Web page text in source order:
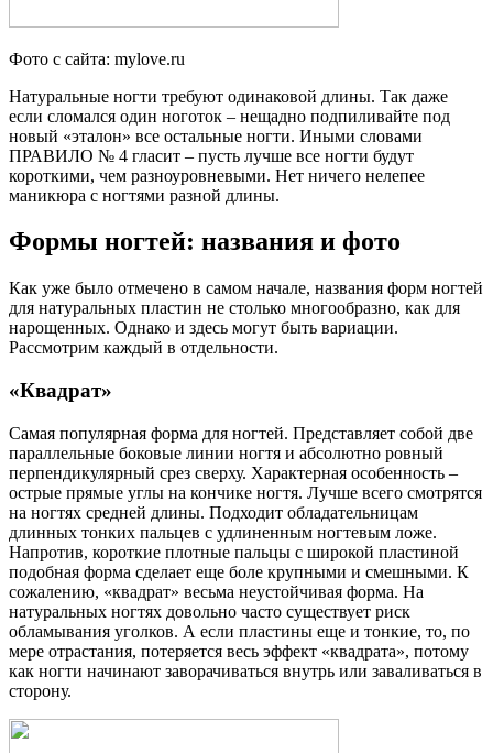
Фото с сайта: mylove.ru
Натуральные ногти требуют одинаковой длины. Так даже
если сломался один ноготок – нещадно подпиливайте под
новый «эталон» все остальные ногти. Иными словами
ПРАВИЛО № 4 гласит – пусть лучше все ногти будут
короткими, чем разноуровневыми. Нет ничего нелепее
маникюра с ногтями разной длины.
Формы ногтей: названия и фото
Как уже было отмечено в самом начале, названия форм ногтей
для натуральных пластин не столько многообразно, как для
нарощенных. Однако и здесь могут быть вариации.
Рассмотрим каждый в отдельности.
«Квадрат»
Самая популярная форма для ногтей. Представляет собой две
параллельные боковые линии ногтя и абсолютно ровный
перпендикулярный срез сверху. Характерная особенность –
острые прямые углы на кончике ногтя. Лучше всего смотрятся
на ногтях средней длины. Подходит обладательницам
длинных тонких пальцев с удлиненным ногтевым ложе.
Напротив, короткие плотные пальцы с широкой пластиной
подобная форма сделает еще боле крупными и смешными. К
сожалению, «квадрат» весьма неустойчивая форма. На
натуральных ногтях довольно часто существует риск
обламывания уголков. А если пластины еще и тонкие, то, по
мере отрастания, потеряется весь эффект «квадрата», потому
как ногти начинают заворачиваться внутрь или заваливаться в
сторону.